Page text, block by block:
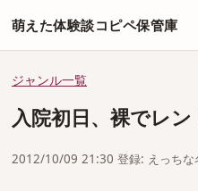
萌えた体験談コピペ保管庫
ジャンル一覧
入院初日、裸でレ
2012/10/09 21:30 登録: えっちな